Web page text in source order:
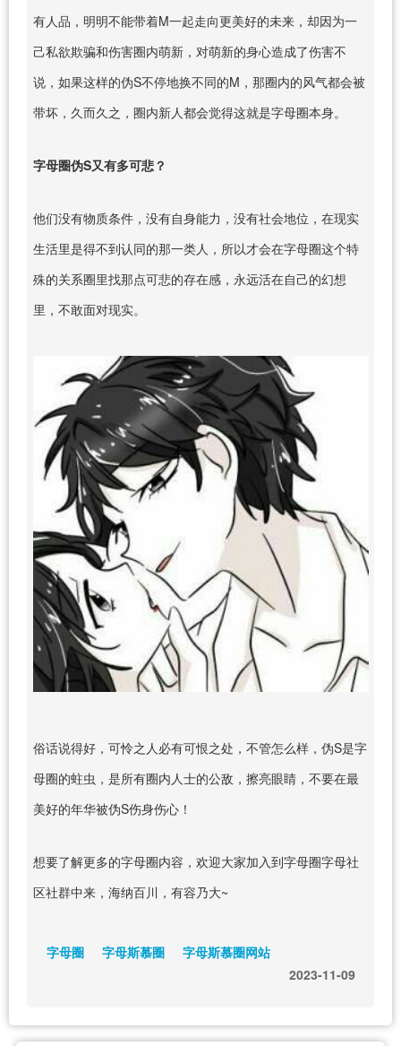
有人品，明明不能带着M一起走向更美好的未来，却因为一
己私欲欺骗和伤害圈内萌新，对萌新的身心造成了伤害不
说，如果这样的伪S不停地换不同的M，那圈内的风气都会被
带坏，久而久之，圈内新人都会觉得这就是字母圈本身。
字母圈伪S又有多可悲？
他们没有物质条件，没有自身能力，没有社会地位，在现实
生活里是得不到认同的那一类人，所以才会在字母圈这个特
殊的关系圈里找那点可悲的存在感，永远活在自己的幻想
里，不敢面对现实。
俗话说得好，可怜之人必有可恨之处，不管怎么样，伪S是字
母圈的蛀虫，是所有圈内人士的公敌，擦亮眼睛，不要在最
美好的年华被伪S伤身伤心！
想要了解更多的字母圈内容，欢迎大家加入到字母圈字母社
区社群中来，海纳百川，有容乃大~
字母圈 字母斯慕圈
字母斯慕圈网站
2023-11-09